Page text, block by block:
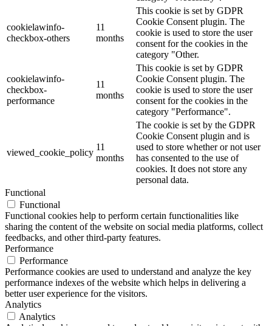
cookielawinfo-
checkbox-others
11
months
This cookie is set by GDPR
Cookie Consent plugin. The
cookie is used to store the user
consent for the cookies in the
category "Other.
cookielawinfo-
checkbox-
performance
11
months
This cookie is set by GDPR
Cookie Consent plugin. The
cookie is used to store the user
consent for the cookies in the
category "Performance".
viewed_cookie_policy
11
months
The cookie is set by the GDPR
Cookie Consent plugin and is
used to store whether or not user
has consented to the use of
cookies. It does not store any
personal data.
Functional
Functional
Functional cookies help to perform certain functionalities like
sharing the content of the website on social media platforms, collect
feedbacks, and other third-party features.
Performance
Performance
Performance cookies are used to understand and analyze the key
performance indexes of the website which helps in delivering a
better user experience for the visitors.
Analytics
Analytics